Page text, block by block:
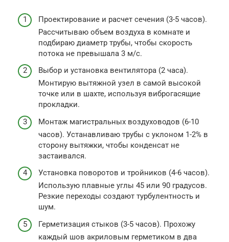
Проектирование и расчет сечения (3-5 часов).
Рассчитываю объем воздуха в комнате и
подбираю диаметр трубы, чтобы скорость
потока не превышала 3 м/с.
Выбор и установка вентилятора (2 часа).
Монтирую вытяжной узел в самой высокой
точке или в шахте, используя виброгасящие
прокладки.
Монтаж магистральных воздуховодов (6-10
часов). Устанавливаю трубы с уклоном 1-2% в
сторону вытяжки, чтобы конденсат не
застаивался.
Установка поворотов и тройников (4-6 часов).
Использую плавные углы 45 или 90 градусов.
Резкие переходы создают турбулентность и
шум.
Герметизация стыков (3-5 часов). Прохожу
каждый шов акриловым герметиком в два